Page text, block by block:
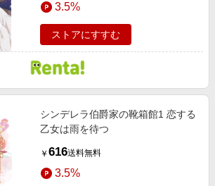
3.5%
ストアにすすむ
シンデレラ伯爵家の靴箱館1 恋する
乙女は雨を待つ
￥ 616送料無料
3.5%